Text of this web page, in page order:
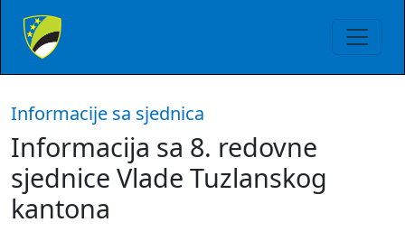
Informacije sa sjednica
Informacija sa 8. redovne
sjednice Vlade Tuzlanskog
kantona